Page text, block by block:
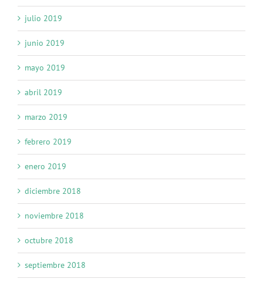
julio 2019
junio 2019
mayo 2019
abril 2019
marzo 2019
febrero 2019
enero 2019
diciembre 2018
noviembre 2018
octubre 2018
septiembre 2018